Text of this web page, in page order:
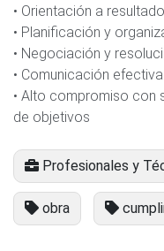
• Orientación a
• Planificación y
• Negociación y
• Comunicación efectiva.
• Alto compromiso con
de objetivos
Profesionales y
obra